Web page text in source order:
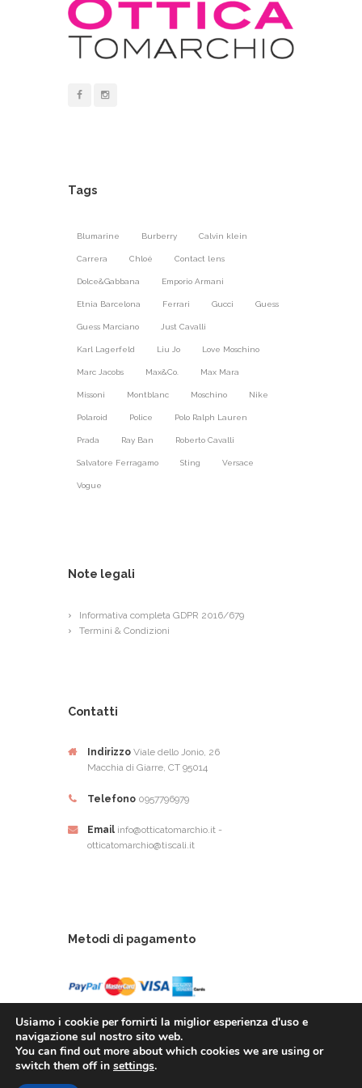
Tags
Blumarine Burberry Calvin klein
Carrera Chloé Contact lens
Dolce&Gabbana Emporio Armani
Etnia Barcelona Ferrari Gucci Guess
Guess Marciano Just Cavalli
Karl Lagerfeld Liu Jo Love Moschino
Marc Jacobs Max&Co. Max Mara
Missoni Montblanc Moschino Nike
Polaroid Police Polo Ralph Lauren
Prada Ray Ban Roberto Cavalli
Salvatore Ferragamo Sting Versace
Vogue
Note legali
Informativa completa GDPR 2016/679
Termini & Condizioni
Contatti
Indirizzo Viale dello Jonio, 26
Macchia di Giarre, CT 95014
Telefono 0957796979
Email info@otticatomarchio.it -
otticatomarchio@tiscali.it
Metodi di pagamento
Ottica Tomarchio di Tomachio Rosario Alfio - Via
Usiamo i cookie per fornirti la miglior esperienza d'uso e
navigazione sul nostro sito web.
You can find out more about which cookies we are using or
switch them off in settings.